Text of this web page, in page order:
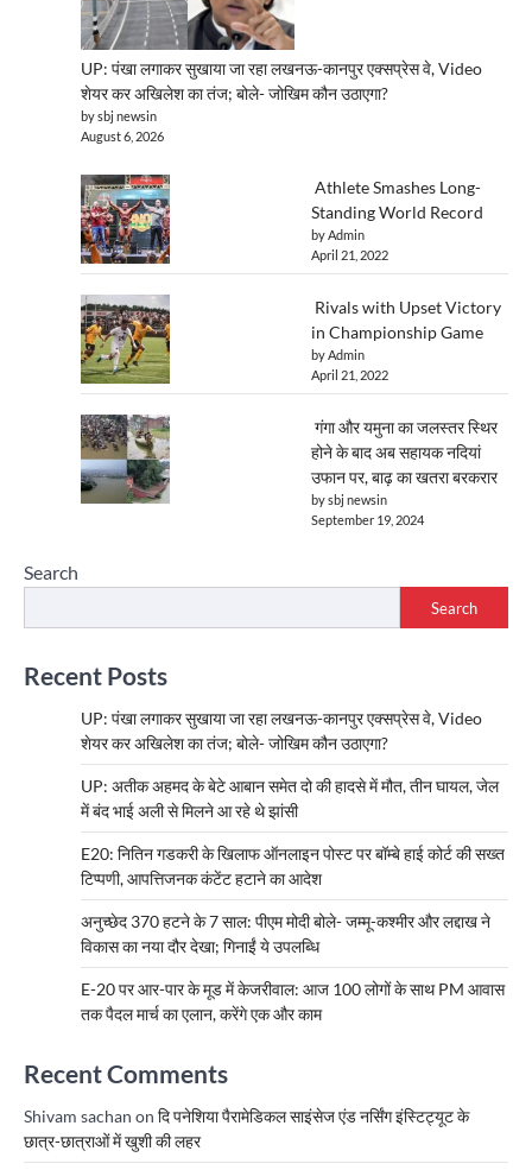
UP: पंखा लगाकर सुखाया जा रहा लखनऊ-कानपुर एक्सप्रेस वे, Video
शेयर कर अखिलेश का तंज; बोले- जोखिम कौन उठाएगा?
by sbj newsin
August 6, 2026
Athlete Smashes Long-
Standing World Record
by Admin
April 21, 2022
Rivals with Upset Victory
in Championship Game
by Admin
April 21, 2022
गंगा और यमुना का जलस्तर स्थिर
होने के बाद अब सहायक नदियां
उफान पर, बाढ़ का खतरा बरकरार
by sbj newsin
September 19, 2024
Search
Search
Recent Posts
UP: पंखा लगाकर सुखाया जा रहा लखनऊ-कानपुर एक्सप्रेस वे, Video
शेयर कर अखिलेश का तंज; बोले- जोखिम कौन उठाएगा?
UP: अतीक अहमद के बेटे आबान समेत दो की हादसे में मौत, तीन घायल, जेल
में बंद भाई अली से मिलने आ रहे थे झांसी
E20: नितिन गडकरी के खिलाफ ऑनलाइन पोस्ट पर बॉम्बे हाई कोर्ट की सख्त
टिप्पणी, आपत्तिजनक कंटेंट हटाने का आदेश
अनुच्छेद 370 हटने के 7 साल: पीएम मोदी बोले- जम्मू-कश्मीर और लद्दाख ने
विकास का नया दौर देखा; गिनाईं ये उपलब्धि
E-20 पर आर-पार के मूड में केजरीवाल: आज 100 लोगों के साथ PM आवास
तक पैदल मार्च का एलान, करेंगे एक और काम
Recent Comments
Shivam sachan on दि पनेशिया पैरामेडिकल साइंसेज एंड नर्सिंग इंस्टिट्यूट के
छात्र-छात्राओं में खुशी की लहर